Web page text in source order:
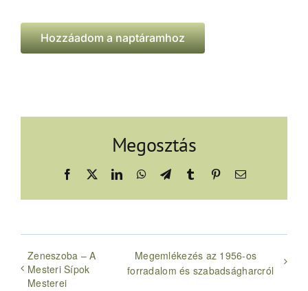
Hozzáadom a naptáramhoz
Megosztás
Facebook LinkedInWhatsApp
TelegramTumblrPinterestEmail:
Zeneszoba – A
Mesteri Sípok
Mesterei
Megemlékezés az 1956-os
forradalom és szabadságharcról